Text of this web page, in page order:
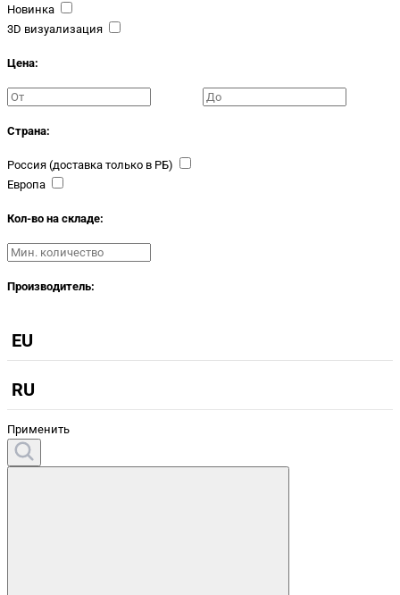
Новинка
3D визуализация
Цена:
Страна:
Россия (доставка только в РБ)
Европа
Кол-во на складе:
Производитель:
EU
RU
Применить